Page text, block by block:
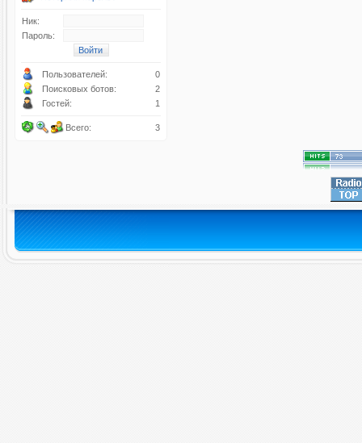
Ник:
Пароль:
Пользователей:
0
Поисковых ботов:
2
Гостей:
1
Всего: 3